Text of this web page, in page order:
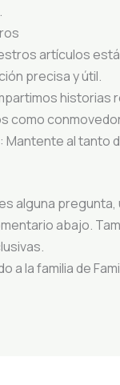
artículos
precisa y útil.
historias
como
: Mantente al tanto
alguna
abajo.
a la familia de